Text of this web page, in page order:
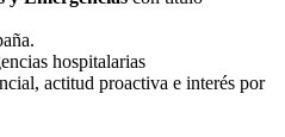
hospitalarias
actitud proactiva e interés por